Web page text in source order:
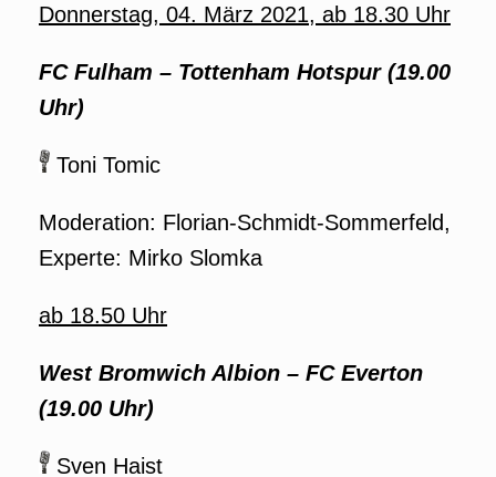
Donnerstag, 04. März 2021, ab 18.30 Uhr
FC Fulham – Tottenham Hotspur (19.00
Uhr)
Toni Tomic
Moderation: Florian-Schmidt-Sommerfeld,
Experte: Mirko Slomka
ab 18.50 Uhr
West Bromwich Albion – FC Everton
(19.00 Uhr)
Sven Haist